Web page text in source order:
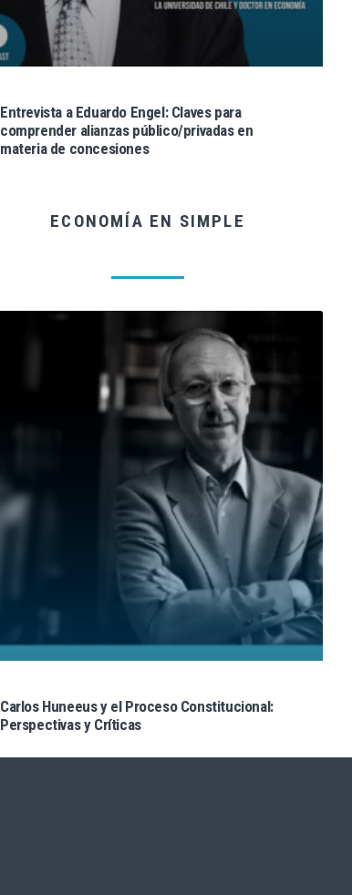
Entrevista a Eduardo Engel: Claves para
comprender alianzas público/privadas en
materia de concesiones
ECONOMÍA EN SIMPLE
Carlos Huneeus y el Proceso Constitucional:
Perspectivas y Críticas